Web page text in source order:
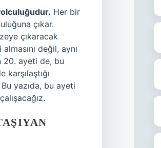
Her bir
çıkar.
çıkaracak
değil, aynı
20. ayeti de, bu
yazıda, bu ayeti